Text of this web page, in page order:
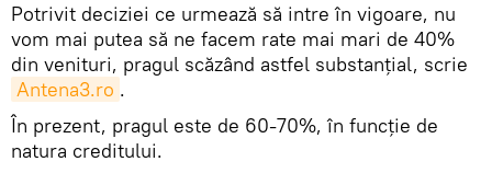
Potrivit deciziei ce urmează să intre în vigoare, nu
vom mai putea să ne facem rate mai mari de 40%
din venituri, pragul scăzând astfel substanțial, scrie
Antena3.ro .
În prezent, pragul este de 60-70%, în funcție de
natura creditului.